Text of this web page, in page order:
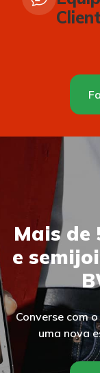
Mais de
e
Converse com
uma nova